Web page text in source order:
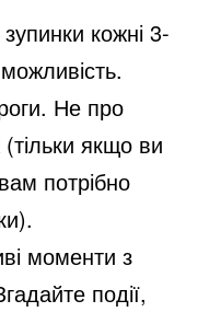
кожні 3-
Не про
якщо ви
потрібно
моменти з
події,